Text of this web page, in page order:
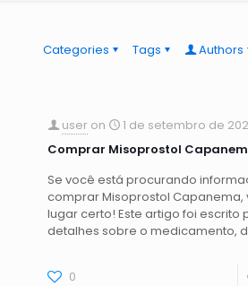
Categories Tags Authors
user on
1 de setembro de
Comprar Misoprostol
Se você está procurando
comprar Misoprostol Capanema,
lugar certo! Este artigo foi escrito
detalhes sobre o medicamento,
0